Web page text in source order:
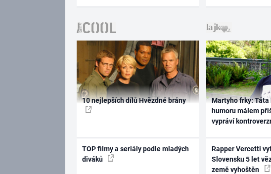
10 nejlepších dílů Hvězdné brány
TOP filmy a seriály podle mladých
diváků
Martyho frky:
humoru málem
vypráví
Rapper Vercetti
Slovensku 5 let
země vyhoštěn